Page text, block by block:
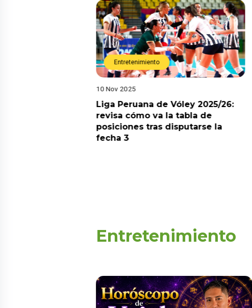
Entretenimiento
10 Nov 2025
Liga Peruana de Vóley 2025/26:
revisa cómo va la tabla de
posiciones tras disputarse la
fecha 3
Entretenimiento